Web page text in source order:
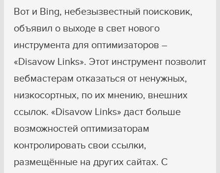
Вот и Bing, небезызвестный поисковик,
объявил о выходе в свет нового
инструмента для оптимизаторов –
«Disavow Links». Этот инструмент позволит
вебмастерам отказаться от ненужных,
низкосортных, по их мнению, внешних
ссылок. «Disavow Links» даст больше
возможностей оптимизаторам
контролировать свои ссылки,
размещённые на других сайтах. С